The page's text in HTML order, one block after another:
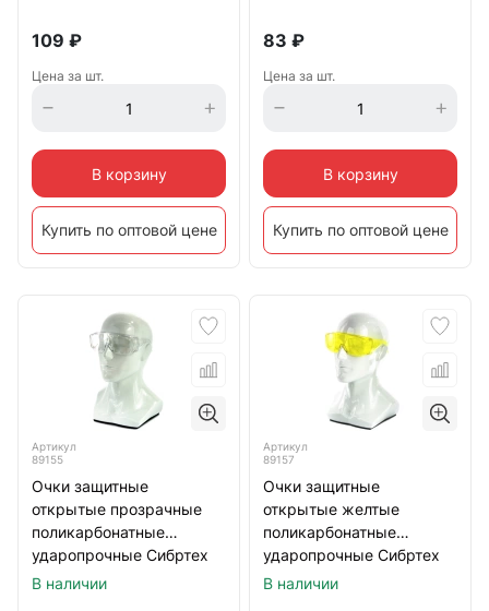
109 ₽
Цена за шт.
В корзину
Купить по оптовой цене
83 ₽
Цена за шт.
В корзину
Купить по оптовой цене
Артикул
89155
Очки защитные
открытые прозрачные
поликарбонатные
ударопрочные Сибртех
В наличии
Артикул
89157
Очки защитные
открытые желтые
поликарбонатные
ударопрочные Сибртех
В наличии